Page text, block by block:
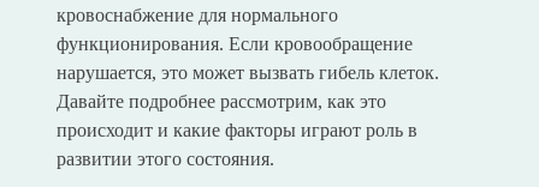
кровоснабжение для нормального
функционирования. Если кровообращение
нарушается, это может вызвать гибель клеток.
Давайте подробнее рассмотрим, как это
происходит и какие факторы играют роль в
развитии этого состояния.